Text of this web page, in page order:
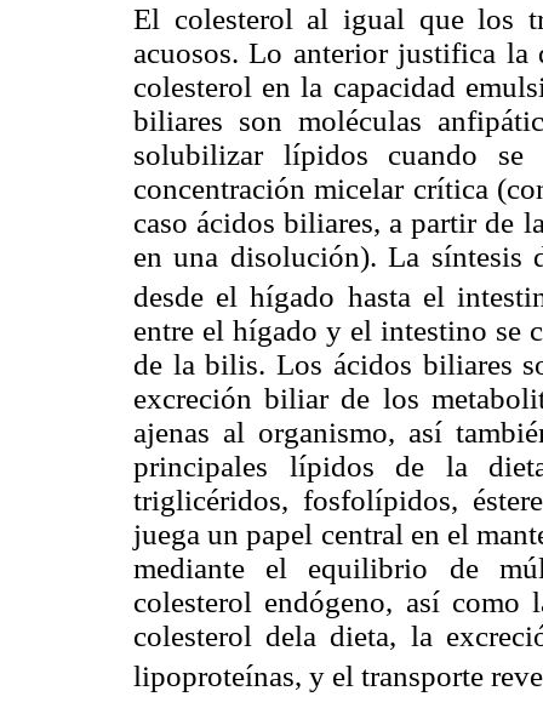
El colesterol al igual que los
acuosos. Lo anterior justifica la
colesterol en la capacidad
biliares son moléculas
solubilizar lípidos cuando
concentración micelar crítica
caso ácidos biliares, a partir de
en una disolución). La síntesis
desde el hígado hasta el
entre el hígado y el intestino se
de la bilis. Los ácidos biliares
excreción biliar de los
ajenas al organismo, así
principales lípidos de la
triglicéridos, fosfolípidos,
juega un papel central en el
mediante el equilibrio de
colesterol endógeno, así
colesterol dela dieta, la
lipoproteínas, y el transporte